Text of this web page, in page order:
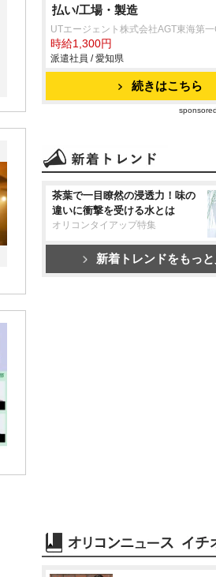
払い/工場・製造
UTエージェント株式会社AGT東海第
時給1,300円
派遣社員 / 愛知県
続きはこちら
茶葉で一目瞭然の浸透力！味の
違いに衝撃を受ける水とは
オリコンタイアップ特集
新着トレンドをもっ